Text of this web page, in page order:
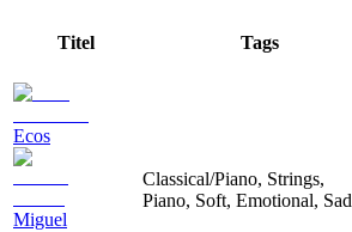
Titel Tags
Ecos
Miguel
Classical/Piano, Strings,
Piano, Soft, Emotional, Sad